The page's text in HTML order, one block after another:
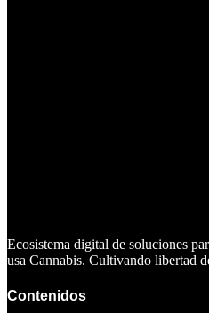
Ecosistema digital de soluciones
usa Cannabis. Cultivando libertad
Contenidos